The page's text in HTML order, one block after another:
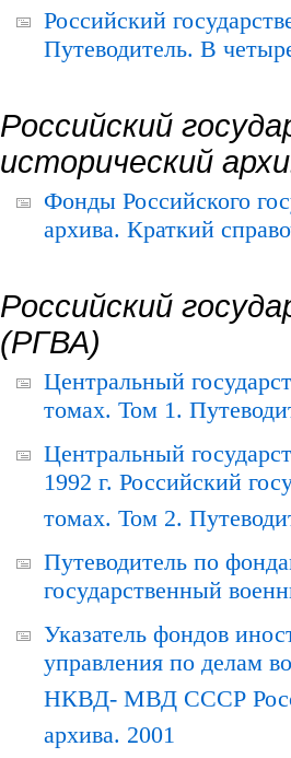
Российский
Путеводитель. В
Российский
исторический
Фонды Российского
архива. Краткий
Российский
(РГВА)
Центральный
томах. Том 1.
Центральный
1992 г. Российский
томах. Том 2.
Путеводитель по
государственный
Указатель фондов
управления по делам
НКВД- МВД СССР
архива. 2001